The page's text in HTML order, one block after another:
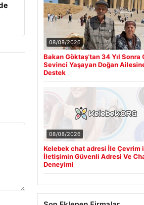
08/08/2026
Bakan Göktaş’tan 34 Yıl Sonra
Sevinci Yaşayan Doğan
Destek
08/08/2026
Kelebek chat adresi İle Çevrim
İletişimin Güvenli Adresi Ve
Deneyimi